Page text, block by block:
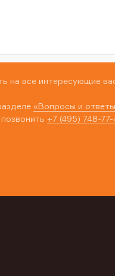
на все интересующие
«Вопросы и
+7 (495) 748-